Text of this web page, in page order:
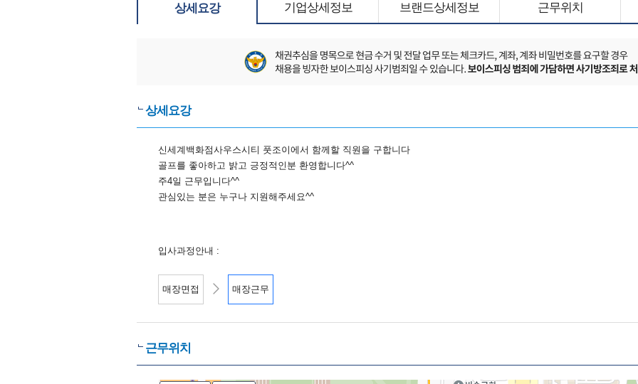
상세요강 기업상세정보 브랜드상세정보 근무위치
상세요강
신세계백화점사우스시티 풋조이에서 함께할 직원을 구합니다
골프를 좋아하고 밝고 긍정적인분 환영합니다^^
주4일 근무입니다^^
관심있는 분은 누구나 지원해주세요^^
입사과정안내 :
매장면접 매장근무
근무위치